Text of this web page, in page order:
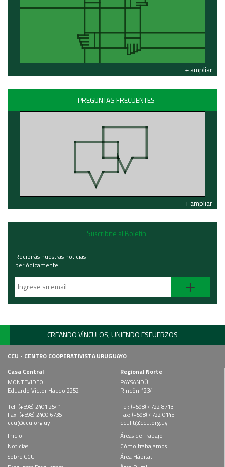
+ ampliar
PREGUNTAS FRECUENTES
+ ampliar
Suscribite al Boletín
Recibirás nuestras noticias
periódicamente
+
CREANDO VÍNCULOS, UNIENDO ESFUERZOS
CCU - CENTRO COOPERATIVISTA URUGUAYO
Casa Central
MONTEVIDEO
Eduardo Víctor Haedo 2252
Tel: (+598) 2401 2541
Fax: (+598) 2400 6735
ccu@ccu.org.uy
Regional Norte
PAYSANDÚ
Rincón 1234
Tel: (+598) 4722 8713
Fax: (+598) 4722 0145
cculit@ccu.org.uy
Inicio
Noticias
Sobre CCU
Áreas de Trabajo
Cómo trabajamos
Área Hábitat